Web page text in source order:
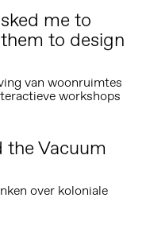
me to
to design
van woonruimtes
workshops
the Vacuum
over koloniale